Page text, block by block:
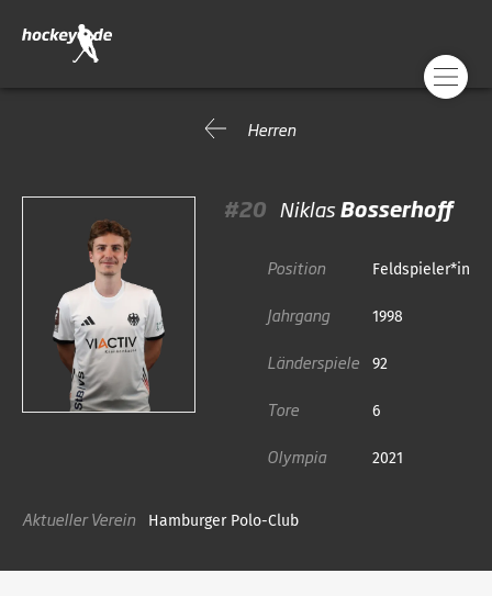
Herren
#20 NiklasBosserhoff
Position Feldspieler*in
Jahrgang 1998
Länderspiele 92
Tore 6
Olympia 2021
Aktueller Verein Hamburger Polo-Club